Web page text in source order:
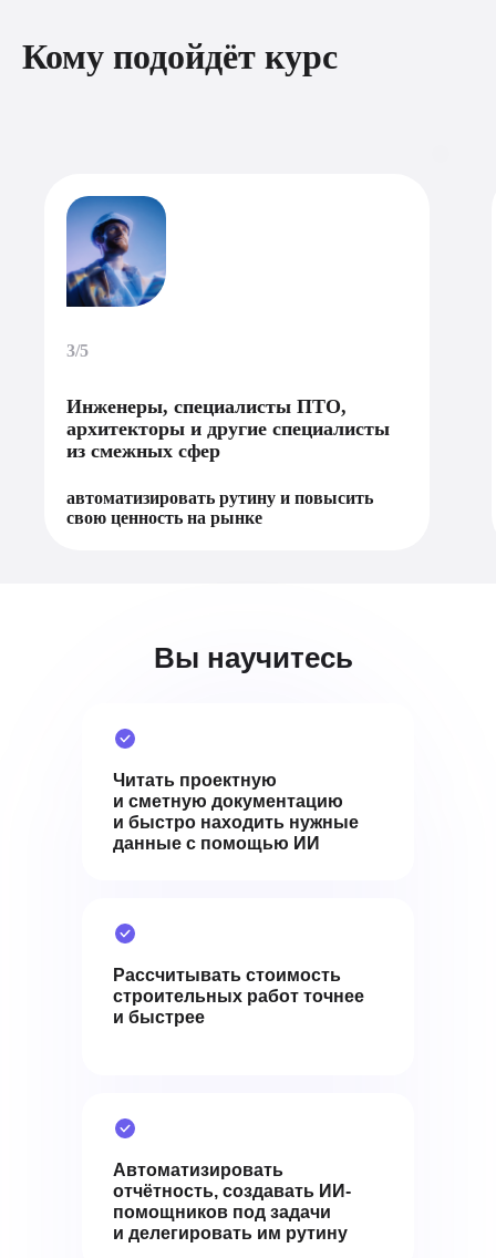
Кому подойдёт курс
3/5
Инженеры, специалисты ПТО,
архитекторы и другие специалисты
из смежных сфер
автоматизировать рутину и повысить
свою ценность на рынке
Вы научитесь
Автоматизировать
отчётность, создавать ИИ-
помощников под задачи
и делегировать им рутину
Рассчитывать стоимость
строительных работ точнее
и быстрее
Читать проектную
и сметную документацию
и быстро находить нужные
данные с помощью ИИ